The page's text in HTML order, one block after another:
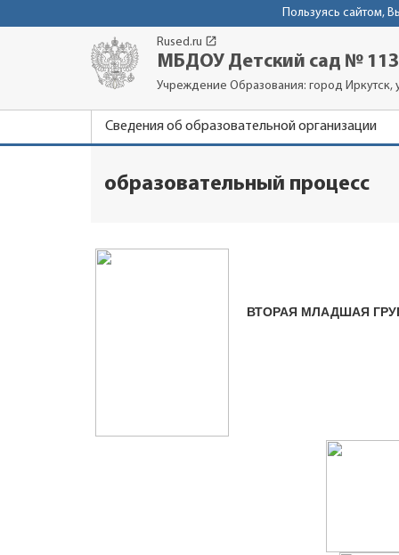
Пользуясь сайтом,
Rused.ru launch
МБДОУ Детский сад № 113
Учреждение Образования: город Иркутск,
Сведения об образовательной организации
образовательный процесс
ВТОРАЯ МЛАДШАЯ